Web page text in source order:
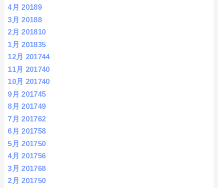
4月 20189
3月 20188
2月 201810
1月 201835
12月 201744
11月 201740
10月 201740
9月 201745
8月 201749
7月 201762
6月 201758
5月 201750
4月 201756
3月 201768
2月 201750